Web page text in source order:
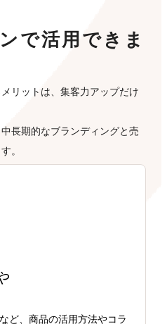
で活用できま
リットは、集客力アップだけ
長期的なブランディングと売
。
ど、商品の活用方法やコラ